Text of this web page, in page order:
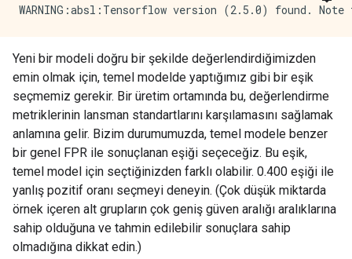
Yeni bir modeli doğru bir şekilde değerlendirdiğimizden
emin olmak için, temel modelde yaptığımız gibi bir eşik
seçmemiz gerekir. Bir üretim ortamında bu, değerlendirme
metriklerinin lansman standartlarını karşılamasını sağlamak
anlamına gelir. Bizim durumumuzda, temel modele benzer
bir genel FPR ile sonuçlanan eşiği seçeceğiz. Bu eşik,
temel model için seçtiğinizden farklı olabilir. 0.400 eşiği ile
yanlış pozitif oranı seçmeyi deneyin. (Çok düşük miktarda
örnek içeren alt grupların çok geniş güven aralığı aralıklarına
sahip olduğuna ve tahmin edilebilir sonuçlara sahip
olmadığına dikkat edin.)